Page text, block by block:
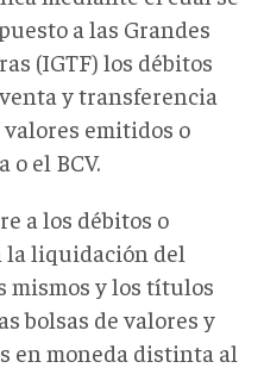
a las Grandes
(IGTF) los débitos
y transferencia
emitidos o
el BCV.
a los débitos o
la liquidación del
mismos y los títulos
bolsas de valores y
en moneda distinta al